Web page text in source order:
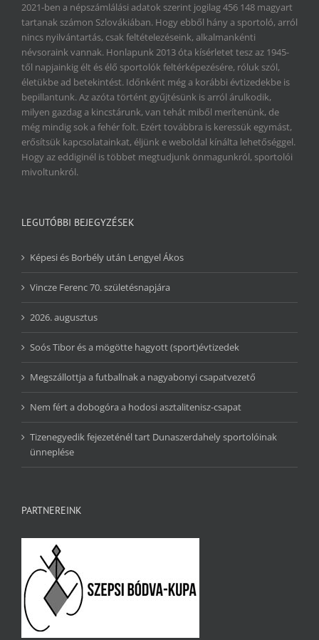
2021-ben a népszámlálási adatok szerint jogilag 456 148 magyart
tartanak számon Szlovákiában. Hogy ebből hány a sportoló, arról
nincs nyilvántartás, csak feltételezéseink, alkalmankénti
névsoraink vannak. Honlapunk 2013 óta kísérletet tesz az 1945-
től napjainkig élt és élő sportolók feltérképezésére, róluk szól,
életükbe ad betekintést. Időnként még a korábbi évtizedekbe is
bepillantunk. Az azóta történt gyűjtésünk is arról árulkodik,
milyen gazdag a kincstárunk, van tehát miből merítenünk, de
még mindig sok a fehér folt. Ezért továbbra is keressük egymást,
erősítsük kapcsolatainkat, éljünk e weboldal kínálta lehetőséggel.
Hogy az eddiginél is többet megtudjunk önmagunkról, sportolói
mivoltunkról.
LEGUTÓBBI BEJEGYZÉSEK
Képesi és Borbély után Lengyel Ákos
Vincze Ferenc 70. születésnapjára
2026. augusztus
Soós Tibor és a mögötte hagyott (sport)évtizedek
Megszállottja a futballnak a nagyabonyi csapatvezető
Nem fért a dobogóra a hodosi asztalitenisz-csapat
Tizenegyedik fejezeténél tart Dunaszerdahely sportolóinak
ünneplése
PARTNEREINK